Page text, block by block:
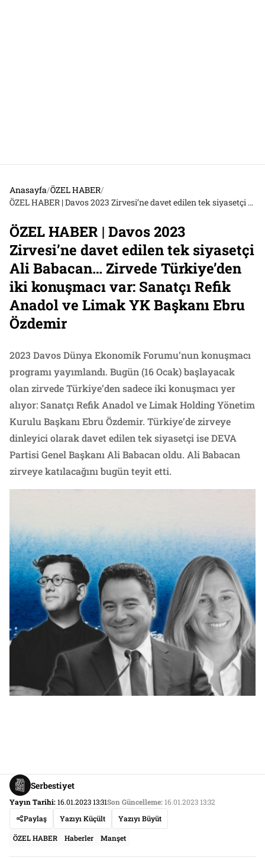
Anasayfa/ÖZEL HABER/
ÖZEL HABER | Davos 2023 Zirvesi’ne davet edilen tek siyasetçi Ali Babacan… Zirvede Türkiye’den iki konuşmacı var: Sanatçı Refik Anadol ve Limak YK Başkanı Ebru Özdemir
ÖZEL HABER | Davos 2023
Zirvesi’ne davet edilen tek siyasetçi
Ali Babacan… Zirvede Türkiye’den
iki konuşmacı var: Sanatçı Refik
Anadol ve Limak YK Başkanı Ebru
Özdemir
2023 Davos Dünya Ekonomik Forumu’nun konuşmacı
programı yayımlandı. Bugün (16 Ocak) başlayacak
olan zirvede Türkiye’den sadece iki konuşmacı yer
alıyor: Sanatçı Refik Anadol ve Limak Holding Yönetim
Kurulu Başkanı Ebru Özdemir. Türkiye’de zirveye
dinleyici olarak davet edilen tek siyasetçi ise DEVA
Partisi Genel Başkanı Ali Babacan oldu. Ali Babacan
zirveye katılacağını bugün teyit etti.
Serbestiyet
Yayın Tarihi:16.01.2023 13:31Son Güncelleme:16.01.2023 13:32
Paylaş
Yazıyı Küçült Yazıyı Büyüt
ÖZEL HABER Haberler Manşet